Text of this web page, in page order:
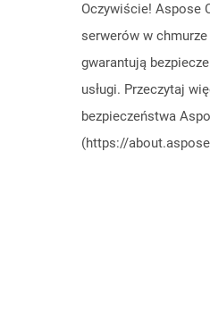
Oczywiście! Aspose
serwerów w
gwarantują
usługi. Przeczytaj
bezpieczeństwa
(https://